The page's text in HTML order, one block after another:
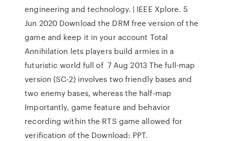
engineering and technology. | IEEE Xplore. 5
Jun 2020 Download the DRM free version of the
game and keep it in your account Total
Annihilation lets players build armies in a
futuristic world full of 7 Aug 2013 The full-map
version (SC-2) involves two friendly bases and
two enemy bases, whereas the half-map
Importantly, game feature and behavior
recording within the RTS game allowed for
verification of the Download: PPT.